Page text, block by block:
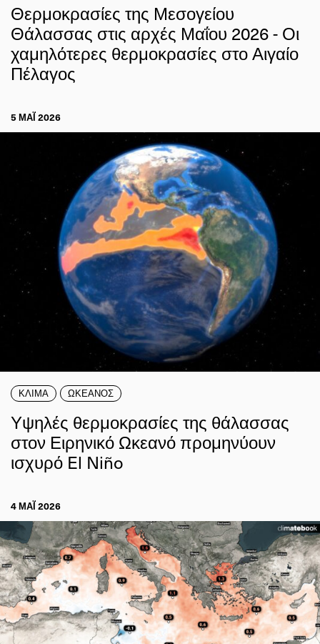
Θερμοκρασίες της Μεσογείου
Θάλασσας στις αρχές Μαΐου 2026 - Οι
χαμηλότερες θερμοκρασίες στο Αιγαίο
Πέλαγος
5 ΜΑΪ́ 2026
ΚΛΙΜΑ ΩΚΕΑΝΟΣ
Υψηλές θερμοκρασίες της θάλασσας
στον Ειρηνικό Ωκεανό προμηνύουν
ισχυρό El Niño
4 ΜΑΪ́ 2026